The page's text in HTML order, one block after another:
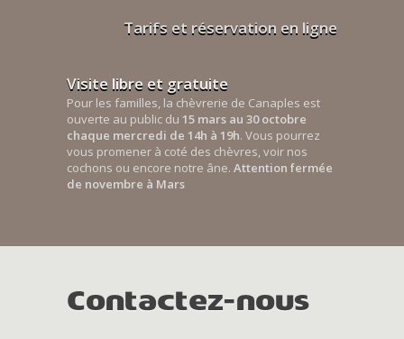
Tarifs et réservation en ligne
Visite libre et gratuite
Pour les familles, la chèvrerie de Canaples est
ouverte au public du 15 mars au 30 octobre
chaque mercredi de 14h à 19h. Vous pourrez
vous promener à coté des chèvres, voir nos
cochons ou encore notre âne. Attention fermée
de novembre à Mars
Contactez-nous